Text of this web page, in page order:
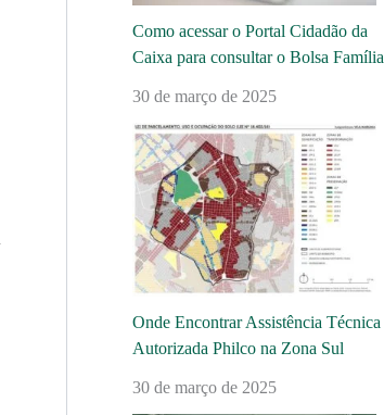
Como acessar o Portal Cidadão da
Caixa para consultar o Bolsa Família
30 de março de 2025
Onde Encontrar Assistência Técnica
Autorizada Philco na Zona Sul
30 de março de 2025